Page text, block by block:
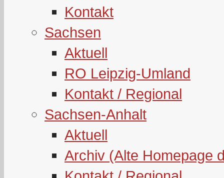
Kontakt
Sachsen
Aktuell
RO Leipzig-Umland
Kontakt / Regional
Sachsen-Anhalt
Aktuell
Archiv (Alte Homepage